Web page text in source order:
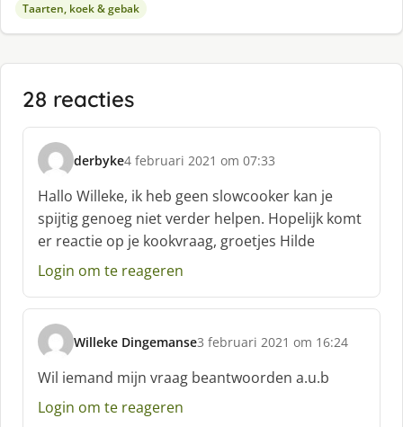
Taarten, koek & gebak
28 reacties
derbyke
s
c
h
r
e
e
:
4 februari 2021 om 07:33
Hallo Willeke, ik heb geen slowcooker kan je
spijtig genoeg niet verder helpen. Hopelijk komt
er reactie op je kookvraag, groetjes Hilde
Login om te reageren
Willeke Dingemanse
s
c
h
r
3 februari 2021 om 16:24
Wil iemand mijn vraag beantwoorden a.u.b
Login om te reageren